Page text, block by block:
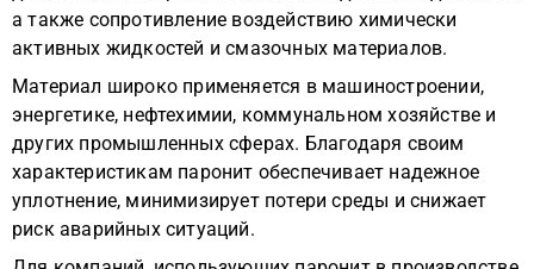
а также сопротивление воздействию химически
активных жидкостей и смазочных материалов.
Материал широко применяется в машиностроении,
энергетике, нефтехимии, коммунальном хозяйстве и
других промышленных сферах. Благодаря своим
характеристикам паронит обеспечивает надежное
уплотнение, минимизирует потери среды и снижает
риск аварийных ситуаций.